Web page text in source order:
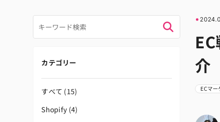
カテゴリー
すべて (15)
Shopify (4)
介
ECマ